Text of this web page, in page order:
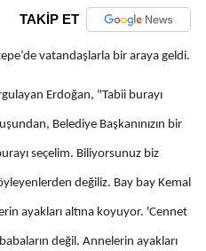
TAKİP ET
vatandaşlarla bir araya geldi.
Erdoğan, "Tabii burayı
Belediye Başkanınızın bir
seçelim. Biliyorsunuz biz
değiliz. Bay bay Kemal
ayakları altına koyuyor. 'Cennet
değil. Annelerin ayakları